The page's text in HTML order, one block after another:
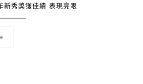
新秀獎獲佳績 表現亮眼